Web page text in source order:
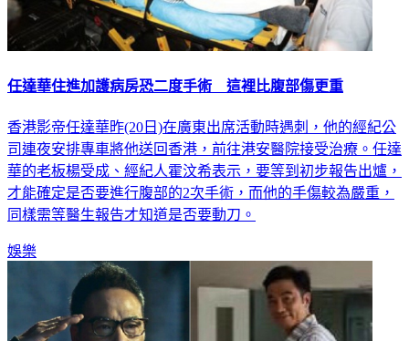
任達華住進加護病房恐二度手術 這裡比腹部傷更重
香港影帝任達華昨(20日)在廣東出席活動時遇刺，他的經紀公
司連夜安排專車將他送回香港，前往港安醫院接受治療。任達
華的老板楊受成、經紀人霍汶希表示，要等到初步報告出爐，
才能確定是否要進行腹部的2次手術，而他的手傷較為嚴重，
同樣需等醫生報告才知道是否要動刀。
娛樂